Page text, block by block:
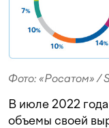
Фото: «Росатом» /
В июле 2022
объемы своей